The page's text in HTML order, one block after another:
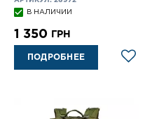
В НАЛИЧИИ
1 350 ГРН
ПОДРОБНЕЕ